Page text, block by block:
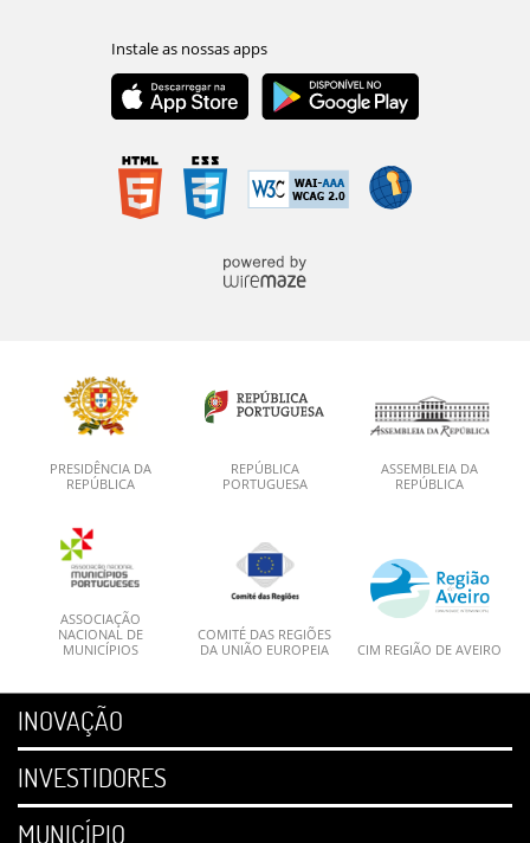
PRESIDÊNCIA DA
REPÚBLICA
REPÚBLICA
PORTUGUESA
ASSEMBLEIA DA
REPÚBLICA
ASSOCIAÇÃO
NACIONAL DE
MUNICÍPIOS
COMITÉ DAS REGIÕES
DA UNIÃO EUROPEIA
CIM REGIÃO DE AVEIRO
INOVAÇÃO
INVESTIDORES
MUNICÍPIO